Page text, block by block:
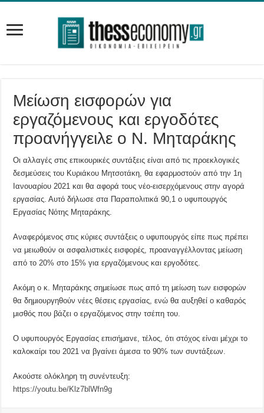
Μείωση εισφορών για
εργαζόμενους και εργοδότες
προανήγγειλε ο Ν. Μηταράκης
Οι αλλαγές στις επικουρικές συντάξεις είναι από τις προεκλογικές
δεσμεύσεις του Κυριάκου Μητσοτάκη, θα εφαρμοστούν από την 1η
Ιανουαρίου 2021 και θα αφορά τους νέο-εισερχόμενους στην αγορά
εργασίας. Αυτό δήλωσε στα Παραπολιτικά 90,1 ο υφυπουργός
Εργασίας Νότης Μηταράκης.
Αναφερόμενος στις κύριες συντάξεις ο υφυπουργός είπε πως πρέπει
να μειωθούν οι ασφαλιστικές εισφορές, προαναγγέλλοντας μείωση
από το 20% στο 15% για εργαζόμενους και εργοδότες.
Ακόμη ο κ. Μηταράκης σημείωσε πως από τη μείωση των εισφορών
θα δημιουργηθούν νέες θέσεις εργασίας, ενώ θα αυξηθεί ο καθαρός
μισθός που βάζει ο εργαζόμενος στην τσέπη του.
Ο υφυπουργός Εργασίας επισήμανε, τέλος, ότι στόχος είναι μέχρι το
καλοκαίρι του 2021 να βγαίνει άμεσα το 90% των συντάξεων.
Ακούστε ολόκληρη τη συνέντευξη:
https://youtu.be/Klz7blWfn9g